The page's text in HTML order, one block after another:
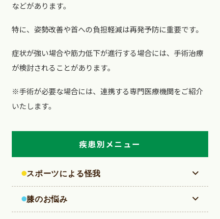
疾患別メニュー
スポーツによる怪我
【足】足関節捻挫
膝のお悩み
などがあります。
特に、姿勢改善や首への負担軽減は再発予防に重要です。
症状が強い場合や筋力低下が進行する場合には、手術治療
が検討されることがあります。
※手術が必要な場合には、連携する専門医療機関をご紹介
いたします。